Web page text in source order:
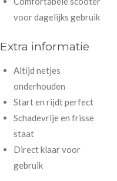
voor dagelijks gebruik
Extra informatie
Altijd netjes
onderhouden
Start en rijdt perfect
Schadevrije en frisse
staat
Direct klaar voor
gebruik